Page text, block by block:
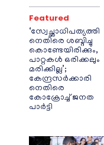
Featured
‘സ്വേച്ഛാധിപത്യത്തി
നെതിരെ ശബ്ദിച്ചു
കൊണ്ടേയിരിക്കും,
പാറ്റകൾ ഒരിക്കലും
മരിക്കില്ല’;
കേന്ദ്രസർക്കാരി
നെതിരെ
കോക്രോച്ച് ജനത
പാർട്ടി